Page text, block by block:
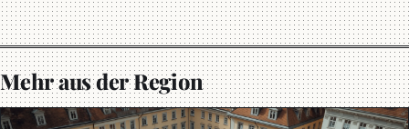
Mehr aus der Region